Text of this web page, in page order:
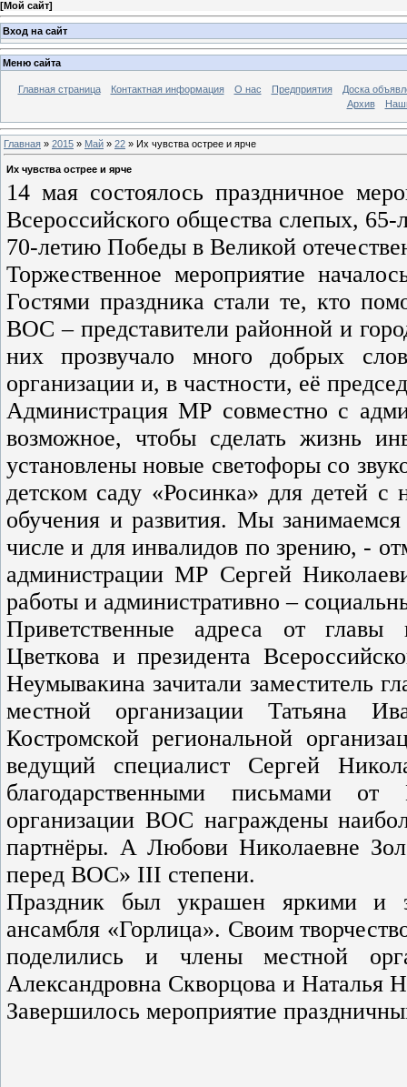
[Мой сайт]
Вход на сайт
Меню сайта
Главная страница Контактная информация О нас Предприятия
Доска
Архив
Главная » 2015 » Май » 22 » Их чувства острее и ярче
Их чувства острее и ярче
14 мая состоялось праздничное
Всероссийского общества слепых,
70-летию Победы в Великой
Торжественное мероприятие
Гостями праздника стали те, кто
ВОС – представители районной и
них прозвучало много добрых
организации и, в частности, её
Администрация МР совместно с
возможное, чтобы сделать жизнь
установлены новые светофоры со
детском саду «Росинка» для детей
обучения и развития. Мы
числе и для инвалидов по зрению, -
администрации МР Сергей
работы и административно –
Приветственные адреса от главы
Цветкова и президента
Неумывакина зачитали заместитель
местной организации Татьяна
Костромской региональной
ведущий специалист Сергей
благодарственными письмами от
организации ВОС награждены
партнёры. А Любови Николаевне
перед ВОС» III степени.
Праздник был украшен яркими и
ансамбля «Горлица». Своим
поделились и члены местной
Александровна Скворцова и Наталья
Завершилось мероприятие